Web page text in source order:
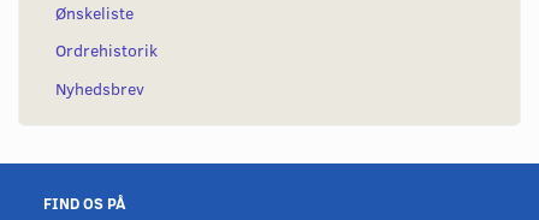
Ønskeliste
Ordrehistorik
Nyhedsbrev
FIND OS PÅ